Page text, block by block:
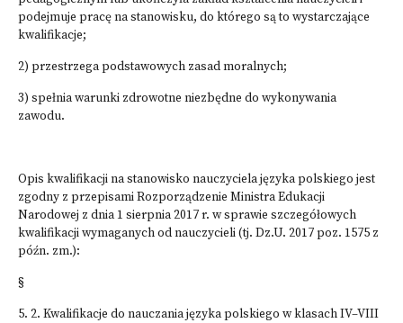
podejmuje pracę na stanowisku, do którego są to wystarczające
kwalifikacje;
2) przestrzega podstawowych zasad moralnych;
3) spełnia warunki zdrowotne niezbędne do wykonywania
zawodu.
Opis kwalifikacji na stanowisko nauczyciela języka polskiego jest
zgodny z przepisami Rozporządzenie Ministra Edukacji
Narodowej z dnia 1 sierpnia 2017 r. w sprawie szczegółowych
kwalifikacji wymaganych od nauczycieli (tj. Dz.U. 2017 poz. 1575 z
późn. zm.):
§
5. 2. Kwalifikacje do nauczania języka polskiego w klasach IV–VIII